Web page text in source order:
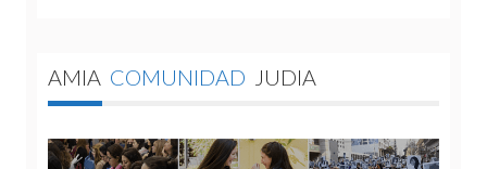
AMIA COMUNIDAD JUDIA